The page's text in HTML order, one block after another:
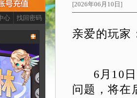
[2026年06月10日]
亲爱的玩家
6月10日
问题，将在